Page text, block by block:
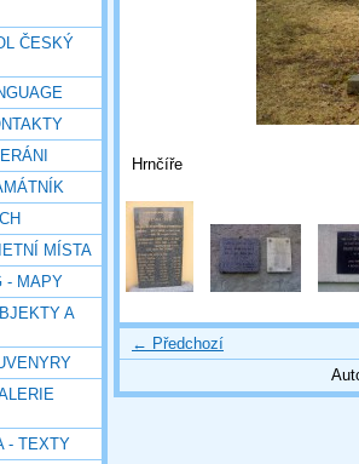
ČESKÝ
MÍSTA
- MAPY
A
- TEXTY
Hrnčíře
← Předchozí